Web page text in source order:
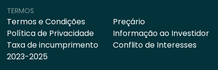
TERMOS
Termos e Condições
Política de Privacidade
Taxa de incumprimento
2023-2025
Preçário
Informação ao Investidor
Conflito de Interesses